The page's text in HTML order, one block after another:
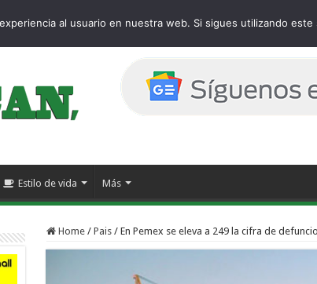
Estilo de vida Más
Home / Pais / En Pemex se eleva a 249 la cifra de
al usuario en nuestra web. Si sigues utilizando